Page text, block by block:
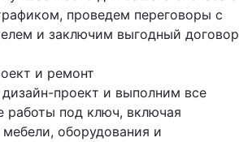
проведем переговоры с
и заключим выгодный договор
и ремонт
проект и выполним все
работы под ключ, включая
мебели, оборудования и